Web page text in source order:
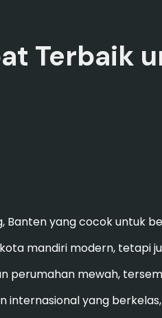
Terbaik
Banten yang cocok untuk
mandiri modern, tetapi
perumahan mewah,
yang